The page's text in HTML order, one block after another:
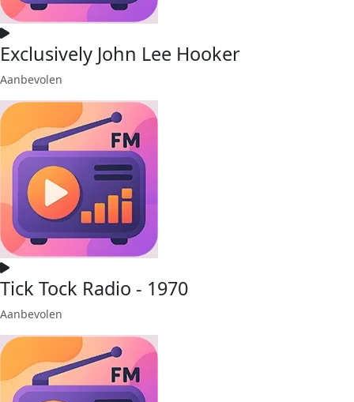
Exclusively John Lee Hooker
Aanbevolen
Tick Tock Radio - 1970
Aanbevolen